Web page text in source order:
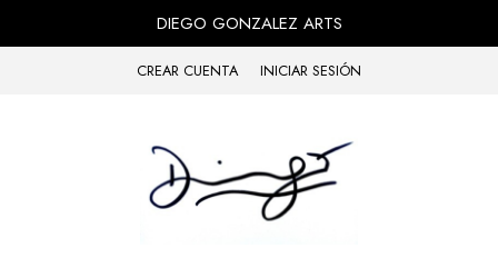
DIEGO GONZALEZ ARTS
CREAR CUENTA INICIAR SESIÓN